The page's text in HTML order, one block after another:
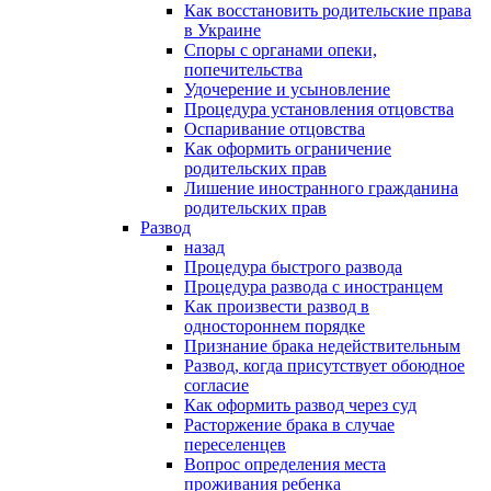
Как восстановить родительские права
в Украине
Споры с органами опеки,
попечительства
Удочерение и усыновление
Процедура установления отцовства
Оспаривание отцовства
Как оформить ограничение
родительских прав
Лишение иностранного гражданина
родительских прав
Развод
назад
Процедура быстрого развода
Процедура развода с иностранцем
Как произвести развод в
одностороннем порядке
Признание брака недействительным
Развод, когда присутствует обоюдное
согласие
Как оформить развод через суд
Расторжение брака в случае
переселенцев
Вопрос определения места
проживания ребенка